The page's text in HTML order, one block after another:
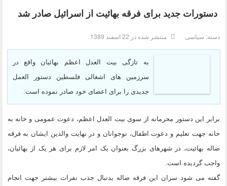
دستورات جدید برای فرقه بهائیت از اسرائیل صادر شد
دسته: سیاسی منتشر شده در 22 اسفند 1389
به تازگی بیت العدل اعظم بهائیان واقع در
سرزمین های اشغالی فلسطین دستور العمل
جدیدی را برای اعضای خود صادر نموده است.
برابر این دستور محرمانه از سوی بیت العدل اعظم، دعوت عمومی و خانه به
خانه جهت تعلیم و دعوت اطفال، نوجوانان و در نهایت والدین ایشان به فرقه
ضاله بهائیت، در شهرهای بزرگ بعنوان یک امر لازم برای هر یک از بهائیان،
واجب گردیده است.
گفته می شود سران این فرقه ضاله بدنبال جذب نفرات بیشتر جهت انجام